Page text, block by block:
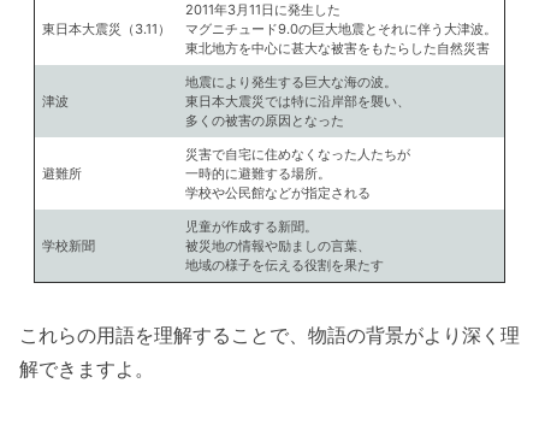
東日本大震災（3.11）
2011年3月11日に発生した
マグニチュード9.0の巨大地震とそれに伴う大津波。
東北地方を中心に甚大な被害をもたらした自然災害
津波
地震により発生する巨大な海の波。
東日本大震災では特に沿岸部を襲い、
多くの被害の原因となった
避難所
災害で自宅に住めなくなった人たちが
一時的に避難する場所。
学校や公民館などが指定される
学校新聞
児童が作成する新聞。
被災地の情報や励ましの言葉、
地域の様子を伝える役割を果たす
これらの用語を理解することで、物語の背景がより深く理
解できますよ。